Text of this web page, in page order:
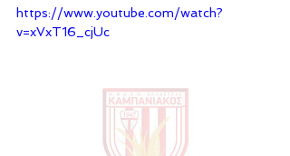
https://www.youtube.com/watch?
v=xVxT16_cjUc